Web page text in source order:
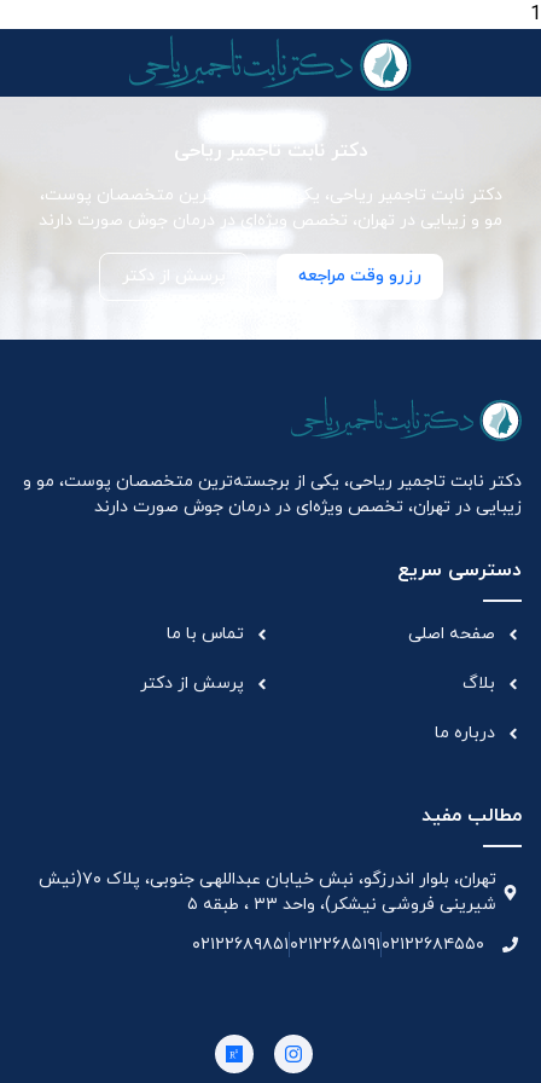
1
دکتر نابت تاجمیر ریاحی
دکتر نابت تاجمیر ریاحی، یکی از برجسته‌ترین متخصصان پوست،
مو و زیبایی در تهران، تخصص ویژه‌ای در درمان جوش صورت دارند
رزرو وقت مراجعه پرسش از دکتر
دکتر نابت تاجمیر ریاحی، یکی از برجسته‌ترین متخصصان پوست، مو و
زیبایی در تهران، تخصص ویژه‌ای در درمان جوش صورت دارند
دسترسی سریع
صفحه اصلی
بلاگ
درباره ما
تماس با ما
پرسش از دکتر
مطالب مفید
تهران، بلوار اندرزگو، نبش خیابان عبداللهی جنوبی، پلاک ۷۰(نیش
شیرینی فروشی نیشکر)، واحد ۳۳ ، طبقه ۵
۰۲۱۲۲۶۸۴۵۵۰۰۲۱۲۲۶۸۵۱۹۱۰۲۱۲۲۶۸۹۸۵۱